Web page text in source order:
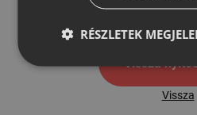
Vissza
Vissza
RÉSZLETEK